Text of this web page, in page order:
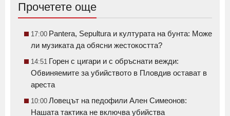
Прочетете още
17:00 Pantera, Sepultura и културата на бунта: Може
ли музиката да обясни жестокостта?
14:51 Горен с цигари и с обръснати вежди:
Обвиняемите за убийството в Пловдив остават в
ареста
10:00 Ловецът на педофили Ален Симеонов:
Нашата тактика не включва убийства